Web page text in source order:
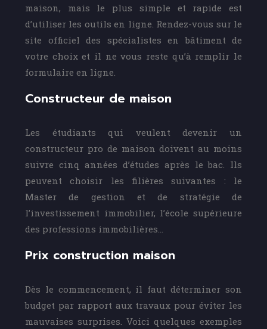
maison, mais le plus simple et rapide est
d’utiliser les outils en ligne. Rendez-vous sur le
site officiel des spécialistes en bâtiment de
votre choix et il ne vous reste qu’à remplir le
formulaire en ligne.
Constructeur de maison
Les étudiants qui veulent devenir un
constructeur pro de maison doivent au moins
suivre cinq années d’études après le bac. Ils
peuvent choisir les filières suivantes : le
Master de gestion et de stratégie de
l’investissement immobilier, l’école supérieure
des professions immobilières…
Prix construction maison
Dès le commencement, il faut déterminer son
budget par rapport aux travaux pour éviter les
mauvaises surprises. Voici quelques exemples